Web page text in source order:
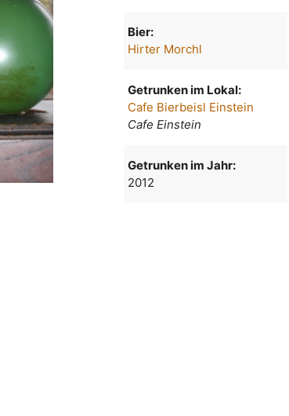
Bier:
Hirter Morchl
Getrunken im Lokal:
Cafe Bierbeisl Einstein
Cafe Einstein
Getrunken im Jahr:
2012